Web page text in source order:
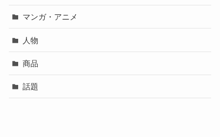
マンガ・アニメ
人物
商品
話題